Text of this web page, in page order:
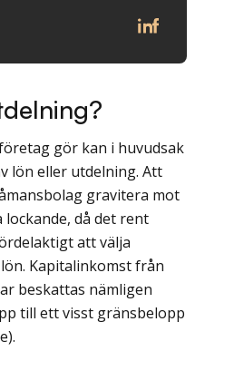
gör kan i huvudsak
lön eller utdelning. Att
gravitera mot
då det rent
att välja
Kapitalinkomst från
beskattas nämligen
till ett visst gränsbelopp